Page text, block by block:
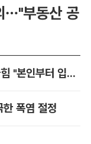
…"부동산 공
황희 "폐버스, 청년 주거 공간으로"…국힘 "본인부터 입주하라"
폭염 절정